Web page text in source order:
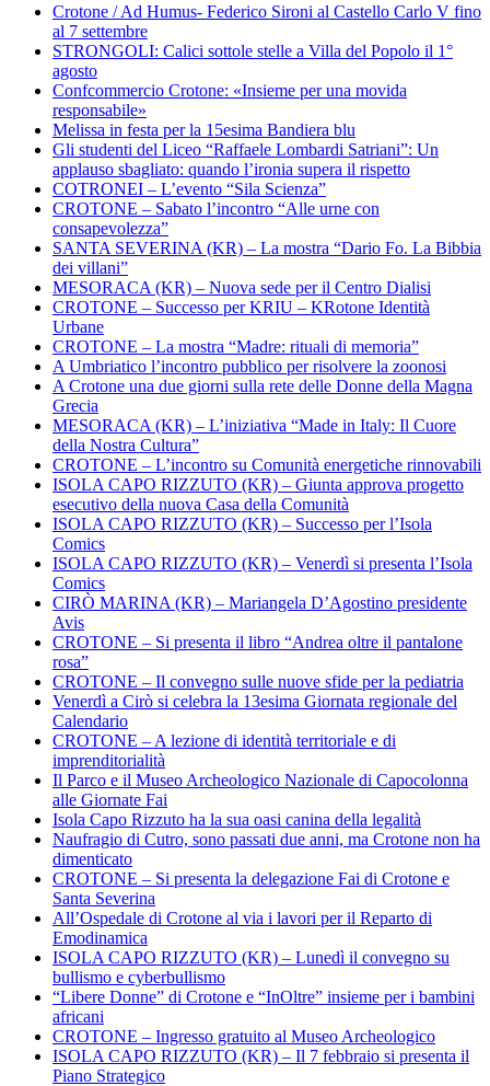
Crotone / Ad Humus- Federico Sironi al Castello Carlo V fino
al 7 settembre
STRONGOLI: Calici sottole stelle a Villa del Popolo il 1°
agosto
Confcommercio Crotone: «Insieme per una movida
responsabile»
Melissa in festa per la 15esima Bandiera blu
Gli studenti del Liceo “Raffaele Lombardi Satriani”: Un
applauso sbagliato: quando l’ironia supera il rispetto
COTRONEI – L’evento “Sila Scienza”
CROTONE – Sabato l’incontro “Alle urne con
consapevolezza”
SANTA SEVERINA (KR) – La mostra “Dario Fo. La Bibbia
dei villani”
MESORACA (KR) – Nuova sede per il Centro Dialisi
CROTONE – Successo per KRIU – KRotone Identità
Urbane
CROTONE – La mostra “Madre: rituali di memoria”
A Umbriatico l’incontro pubblico per risolvere la zoonosi
A Crotone una due giorni sulla rete delle Donne della Magna
Grecia
MESORACA (KR) – L’iniziativa “Made in Italy: Il Cuore
della Nostra Cultura”
CROTONE – L’incontro su Comunità energetiche rinnovabili
ISOLA CAPO RIZZUTO (KR) – Giunta approva progetto
esecutivo della nuova Casa della Comunità
ISOLA CAPO RIZZUTO (KR) – Successo per l’Isola
Comics
ISOLA CAPO RIZZUTO (KR) – Venerdì si presenta l’Isola
Comics
CIRÒ MARINA (KR) – Mariangela D’Agostino presidente
Avis
CROTONE – Si presenta il libro “Andrea oltre il pantalone
rosa”
CROTONE – Il convegno sulle nuove sfide per la pediatria
Venerdì a Cirò si celebra la 13esima Giornata regionale del
Calendario
CROTONE – A lezione di identità territoriale e di
imprenditorialità
Il Parco e il Museo Archeologico Nazionale di Capocolonna
alle Giornate Fai
Isola Capo Rizzuto ha la sua oasi canina della legalità
Naufragio di Cutro, sono passati due anni, ma Crotone non ha
dimenticato
CROTONE – Si presenta la delegazione Fai di Crotone e
Santa Severina
All’Ospedale di Crotone al via i lavori per il Reparto di
Emodinamica
ISOLA CAPO RIZZUTO (KR) – Lunedì il convegno su
bullismo e cyberbullismo
“Libere Donne” di Crotone e “InOltre” insieme per i bambini
africani
CROTONE – Ingresso gratuito al Museo Archeologico
ISOLA CAPO RIZZUTO (KR) – Il 7 febbraio si presenta il
Piano Strategico